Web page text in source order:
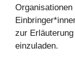
zur
einzuladen.